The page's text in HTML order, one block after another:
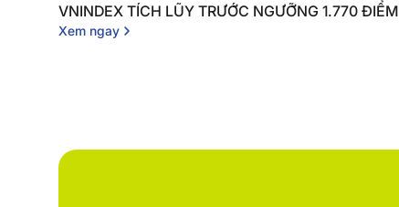
VNINDEX TÍCH LŨY TRƯỚC NGƯỠNG 1.770 ĐIỂM
Xem ngay